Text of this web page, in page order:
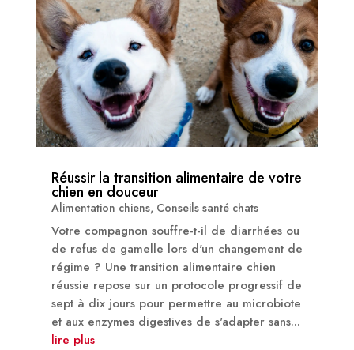
Réussir la transition alimentaire de votre
chien en douceur
Alimentation chiens, Conseils santé chats
Votre compagnon souffre-t-il de diarrhées ou
de refus de gamelle lors d'un changement de
régime ? Une transition alimentaire chien
réussie repose sur un protocole progressif de
sept à dix jours pour permettre au microbiote
et aux enzymes digestives de s'adapter sans...
lire plus